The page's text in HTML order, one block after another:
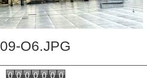
09-O6.JPG